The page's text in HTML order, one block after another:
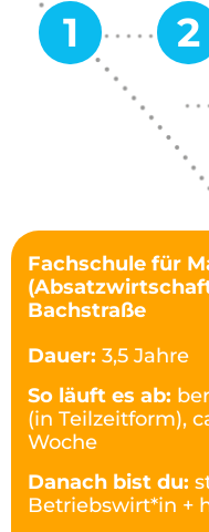
Fachschule für
Bachstraße
Dauer: 3,5 Jahre
So läuft es ab:
(in Teilzeitform),
Woche
Danach bist du:
Betriebswirt*in +